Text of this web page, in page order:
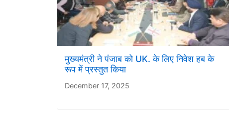
मुख्यमंत्री ने पंजाब को UK. के लिए निवेश हब के
रूप में प्रस्तुत किया
December 17, 2025